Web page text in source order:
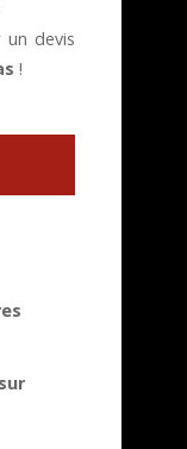
un devis
!